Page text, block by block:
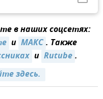
в наших соцсетях:
и МАКС. Также
и Rutube.
здесь.